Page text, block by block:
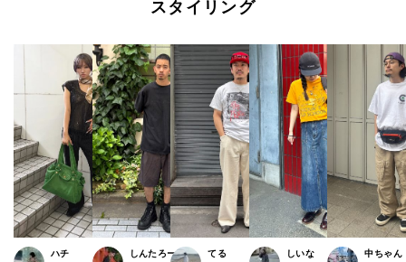
スタイリング
ハチ
しんたろー
てる
しいな
中ちゃん